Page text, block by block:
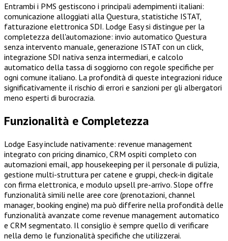
Entrambi i PMS gestiscono i principali adempimenti italiani:
comunicazione alloggiati alla Questura, statistiche ISTAT,
fatturazione elettronica SDI. Lodge Easy si distingue per la
completezza dell'automazione: invio automatico Questura
senza intervento manuale, generazione ISTAT con un click,
integrazione SDI nativa senza intermediari, e calcolo
automatico della tassa di soggiorno con regole specifiche per
ogni comune italiano. La profondità di queste integrazioni riduce
significativamente il rischio di errori e sanzioni per gli albergatori
meno esperti di burocrazia.
Funzionalità e Completezza
Lodge Easy include nativamente: revenue management
integrato con pricing dinamico, CRM ospiti completo con
automazioni email, app housekeeping per il personale di pulizia,
gestione multi-struttura per catene e gruppi, check-in digitale
con firma elettronica, e modulo upsell pre-arrivo. Slope offre
funzionalità simili nelle aree core (prenotazioni, channel
manager, booking engine) ma può differire nella profondità delle
funzionalità avanzate come revenue management automatico
e CRM segmentato. Il consiglio è sempre quello di verificare
nella demo le funzionalità specifiche che utilizzerai.